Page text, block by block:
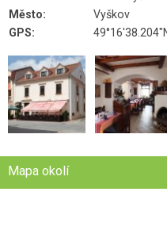
Město:
Vyškov
GPS:
Mapa okolí